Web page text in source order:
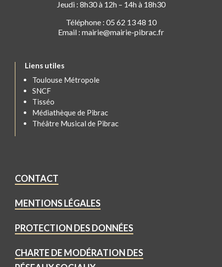
Jeudi : 8h30 à 12h – 14h à 18h30
Téléphone : 05 62 13 48 10
Email : mairie@mairie-pibrac.fr
Liens utiles
Toulouse Métropole
SNCF
Tisséo
Médiathèque de Pibrac
Théâtre Musical de Pibrac
CONTACT
MENTIONS LÉGALES
PROTECTION DES DONNÉES
CHARTE DE MODÉRATION DES